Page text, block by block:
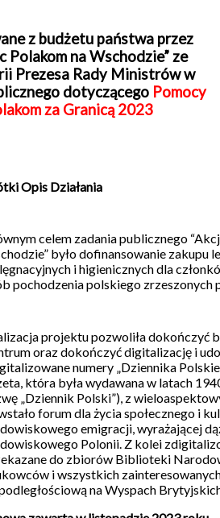
z budżetu państwa przez
Polakom na Wschodzie” ze
Prezesa Rady Ministrów w
dotyczącego Pomocy
za Granicą 2023
Opis Działania
celem zadania publicznego
było dofinansowanie zakupu
i higienicznych dla
pochodzenia polskiego
projektu pozwoliła dokończyć
oraz dokończyć digitalizację i
numery „Dziennika
która była wydawana w latach
„Dziennik Polski”), z
forum dla życia społecznego i
emigracji, wyrażającej
Polonii. Z kolei
do zbiorów Biblioteki
i wszystkich
na Wyspach